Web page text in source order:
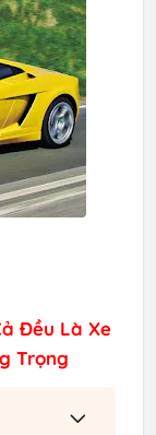
Đều Là Xe
Trọng